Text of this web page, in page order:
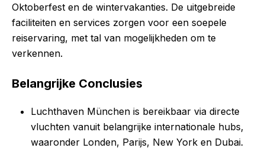
Oktoberfest en de wintervakanties. De uitgebreide
faciliteiten en services zorgen voor een soepele
reiservaring, met tal van mogelijkheden om te
verkennen.
Belangrijke Conclusies
Luchthaven München is bereikbaar via directe
vluchten vanuit belangrijke internationale hubs,
waaronder Londen, Parijs, New York en Dubai.